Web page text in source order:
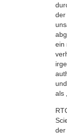
der
ein
als
der